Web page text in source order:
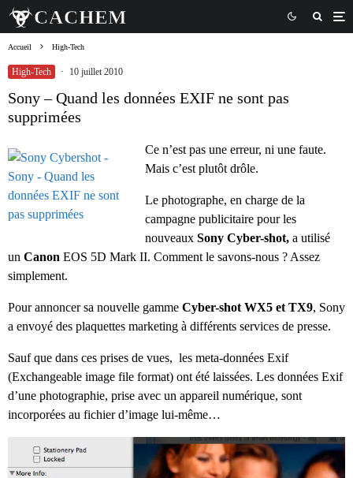
Accueil High-Tech
High-Tech · 10 juillet 2010
Sony – Quand les données EXIF ne sont pas
supprimées
Ce n’est pas une erreur, ni une faute.
Mais c’est plutôt drôle.
Le photographe, en charge de la
campagne publicitaire pour les
nouveaux Sony Cyber-shot, a utilisé
un Canon EOS 5D Mark II. Comment le savons-nous ? Assez
simplement.
Pour annoncer sa nouvelle gamme Cyber-shot WX5 et TX9, Sony
a envoyé des plaquettes marketing à différents services de presse.
Sauf que dans ces prises de vues, les meta-données Exif
(Exchangeable image file format) ont été laissées. Les données Exif
d’une photographie, prise avec un appareil numérique, sont
incorporées au fichier d’image lui-même…